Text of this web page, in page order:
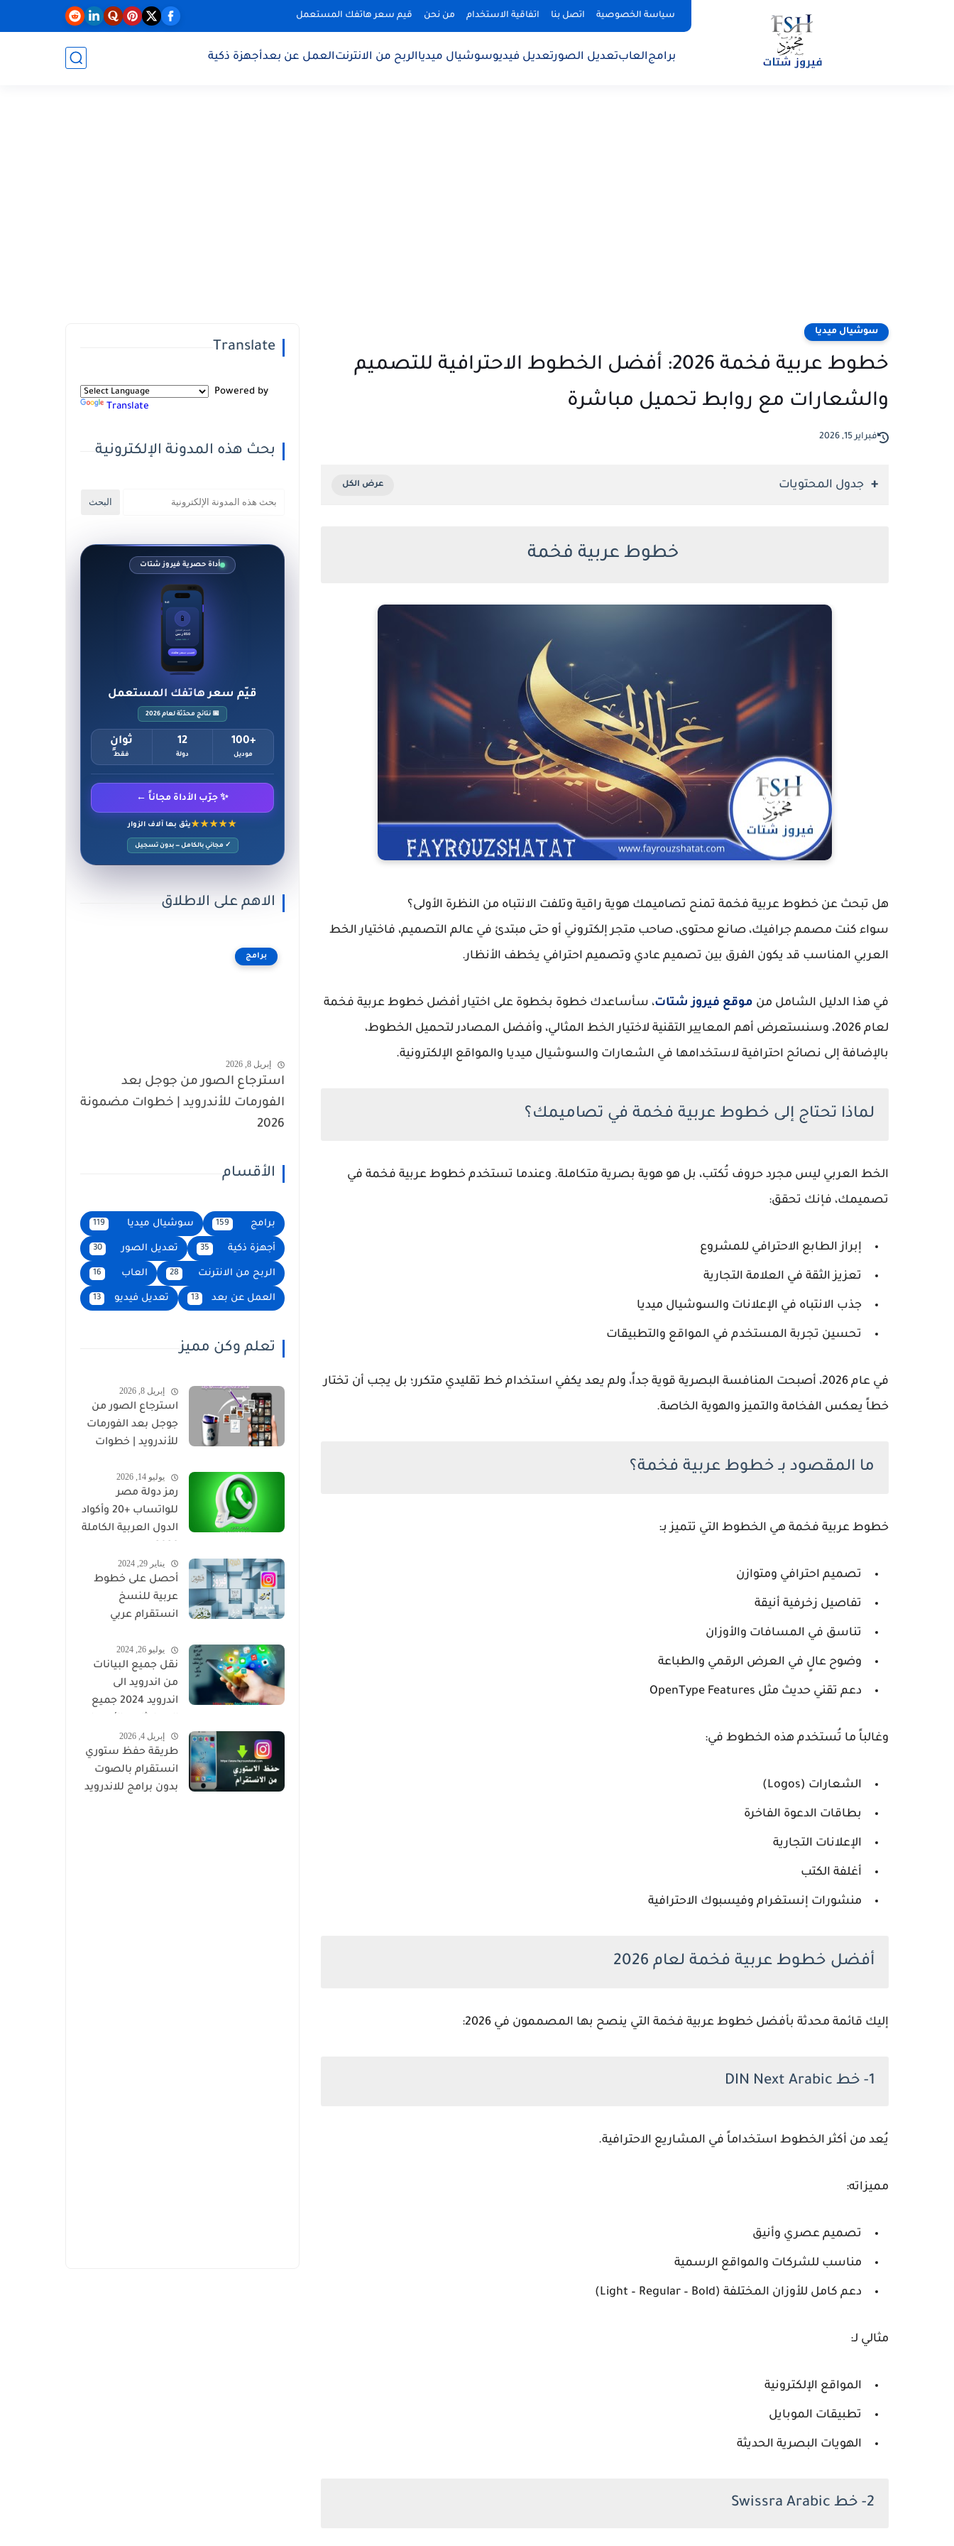
سياسة الخصوصية اتصل بنا اتفاقية الاستخدام من نحن قيم سعر هاتفك المستعمل
برامجالعابتعديل الصورتعديل فيديوسوشيال ميدياالربح من الانترنتالعمل عن بعدأجهزة ذكية
سوشيال ميديا
خطوط عربية فخمة 2026: أفضل الخطوط الاحترافية للتصميم
والشعارات مع روابط تحميل مباشرة
فبراير 15, 2026
جدول المحتويات
خطوط عربية فخمة
هل تبحث عن خطوط عربية فخمة تمنح تصاميمك هوية راقية وتلفت الانتباه من النظرة الأولى؟
سواء كنت مصمم جرافيك، صانع محتوى، صاحب متجر إلكتروني أو حتى مبتدئ في عالم التصميم، فاختيار الخط
العربي المناسب قد يكون الفرق بين تصميم عادي وتصميم احترافي يخطف الأنظار.
في هذا الدليل الشامل من موقع فيروز شتات، سأساعدك خطوة بخطوة على اختيار أفضل خطوط عربية فخمة
لعام 2026، وسنستعرض أهم المعايير التقنية لاختيار الخط المثالي، وأفضل المصادر لتحميل الخطوط،
بالإضافة إلى نصائح احترافية لاستخدامها في الشعارات والسوشيال ميديا والمواقع الإلكترونية.
لماذا تحتاج إلى خطوط عربية فخمة في تصاميمك؟
الخط العربي ليس مجرد حروف تُكتب، بل هو هوية بصرية متكاملة. وعندما تستخدم خطوط عربية فخمة في
تصميمك، فإنك تحقق:
إبراز الطابع الاحترافي للمشروع
تعزيز الثقة في العلامة التجارية
جذب الانتباه في الإعلانات والسوشيال ميديا
تحسين تجربة المستخدم في المواقع والتطبيقات
في عام 2026، أصبحت المنافسة البصرية قوية جداً، ولم يعد يكفي استخدام خط تقليدي متكرر؛ بل يجب أن تختار
خطاً يعكس الفخامة والتميز والهوية الخاصة.
ما المقصود بـ خطوط عربية فخمة؟
خطوط عربية فخمة هي الخطوط التي تتميز بـ:
تصميم احترافي ومتوازن
تفاصيل زخرفية أنيقة
تناسق في المسافات والأوزان
وضوح عالٍ في العرض الرقمي والطباعة
دعم تقني حديث مثل OpenType Features
وغالباً ما تُستخدم هذه الخطوط في:
الشعارات (Logos)
بطاقات الدعوة الفاخرة
الإعلانات التجارية
أغلفة الكتب
منشورات إنستغرام وفيسبوك الاحترافية
أفضل خطوط عربية فخمة لعام 2026
إليك قائمة محدثة بأفضل خطوط عربية فخمة التي ينصح بها المصممون في 2026:
1- خط DIN Next Arabic
يُعد من أكثر الخطوط استخداماً في المشاريع الاحترافية.
مميزاته:
تصميم عصري وأنيق
مناسب للشركات والمواقع الرسمية
دعم كامل للأوزان المختلفة (Light – Regular – Bold)
مثالي لـ:
المواقع الإلكترونية
تطبيقات الموبايل
الهويات البصرية الحديثة
2- خط Swissra Arabic
Translate
Powered by
Translate
بحث هذه المدونة الإلكترونية
أداة حصرية فيروز شتات
9:41
📱
السعر المقترح
850 ر.س
✓ حالة ممتازة
احسب سعر هاتفك
قيّم سعر هاتفك المستعمل
📅 نتائج محدّثة لعام 2026
+100
موديل
12
دولة
ثوانٍ
فقط
✨ جرّب الأداة مجاناً ←
★★★★★يثق بها آلاف الزوار
✓ مجاني بالكامل — بدون تسجيل
الاهم على الاطلاق
برامج
إبريل 8, 2026
استرجاع الصور من جوجل بعد
الفورمات للأندرويد | خطوات مضمونة
2026
الأقسام
برامج 159 سوشيال ميديا 119
أجهزة ذكية 35 تعديل الصور 30
الربح من الانترنت 28 العاب 16
العمل عن بعد 13 تعديل فيديو 13
تعلم وكن مميز
إبريل 8, 2026
استرجاع الصور من
جوجل بعد الفورمات
للأندرويد | خطوات
يوليو 14, 2026
رمز دولة مصر
للواتساب +20 وأكواد
الدول العربية الكاملة
يناير 29, 2024
أحصل على خطوط
عربية للنسخ
انستقرام عربي
يوليو 26, 2024
نقل جميع البيانات
من اندرويد الى
اندرويد 2024 جميع
والصور
إبريل 4, 2026
طريقة حفظ ستوري
انستقرام بالصوت
بدون برامج للاندرويد